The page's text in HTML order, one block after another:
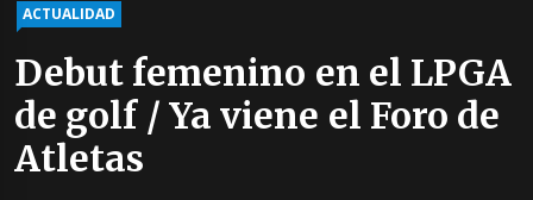
ACTUALIDAD
Debut femenino en el LPGA
de golf / Ya viene el Foro de
Atletas